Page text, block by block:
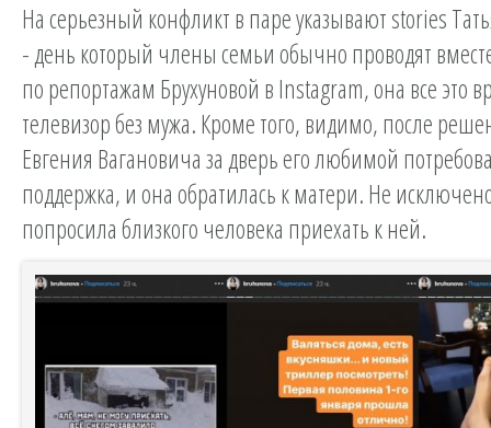
На серьезный конфликт в паре указывают stories
- день который члены семьи обычно проводят
по репортажам Брухуновой в Instagram, она все это
телевизор без мужа. Кроме того, видимо, после
Евгения Вагановича за дверь его любимой
поддержка, и она обратилась к матери. Не
попросила близкого человека приехать к ней.